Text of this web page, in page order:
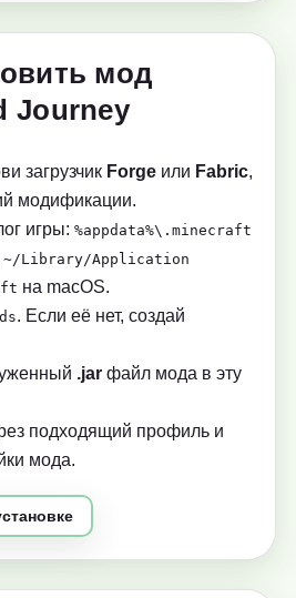
мод
Journey
загрузчик Forge или Fabric,
модификации.
игры: %appdata%\.minecraft
~/Library/Application
на macOS.
. Если её нет, создай
.jar файл мода в эту
подходящий профиль и
мода.